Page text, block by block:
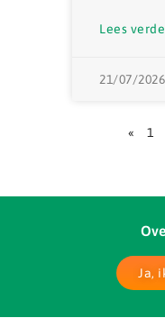
Lees
21/07/2026
« 1
Ja,